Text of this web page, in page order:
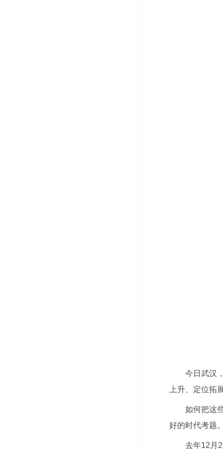
今日武汉
上升、定位拓
如何把这
好的时代考题
去年12月